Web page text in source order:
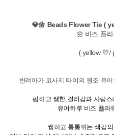
💎🌼 Beads Flower Tie (
🌼 비즈 플
( yellow 💛/
반려아가 코사지 타이의 원조 유
팝하고 쨍한 컬러감과 사랑
유어하루 비즈 플라
쨍하고 통통튀는 색감